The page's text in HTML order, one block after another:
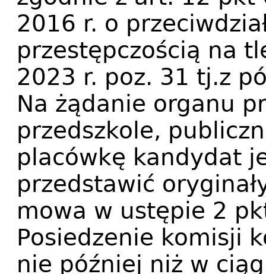
2016 r. o
przestępczością na
2023 r. poz. 31 tj.z
Na żądanie organu
przedszkole,
placówkę kandydat
przedstawić
mowa w ustępie 2
Posiedzenie komisji
nie później niż w